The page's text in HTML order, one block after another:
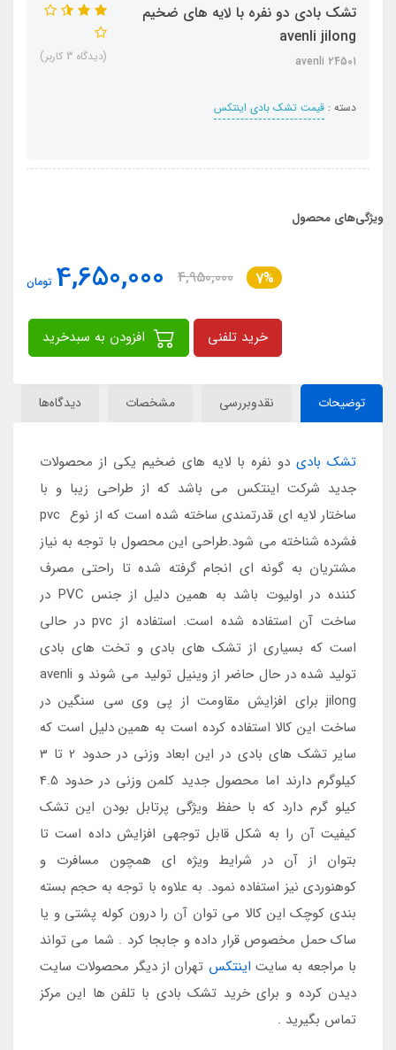
تشک بادی دو نفره با لایه های ضخیم
avenli jilong
avenli 24501
دسته : قیمت تشک بادی اینتکس
(دیدگاه 3 کاربر)
ویژگی‌های محصول
7%
4,950,000
4,650,000 تومان
خرید تلفنی
توضیحات نقدوبررسی مشخصات دیدگاه‌ها
تشک بادی دو نفره با لایه های ضخیم یکی از محصولات
جدید شرکت اینتکس می باشد که از طراحی زیبا و با
ساختار لایه ای قدرتمندی ساخته شده است که از نوع pvc
فشرده شناخته می شود.طراحی این محصول با توجه به نیاز
مشتریان به گونه ای انجام گرفته شده تا راحتی مصرف
کننده در اولیوت باشد به همین دلیل از جنس PVC در
ساخت آن استفاده شده است. استفاده از pvc در حالی
است که بسیاری از تشک های بادی و تخت های بادی
تولید شده در حال حاضر از وینیل تولید می شوند و avenli
jilong برای افزایش مقاومت از پی وی سی سنگین در
ساخت این کالا استفاده کرده است به همین دلیل است که
سایر تشک های بادی در این ابعاد وزنی در حدود 2 تا 3
کیلوگرم دارند اما محصول جدید کلمن وزنی در حدود 4.5
کیلو گرم دارد که با حفظ ویژگی پرتابل بودن این تشک
کیفیت آن را به شکل قابل توجهی افزایش داده است تا
بتوان از آن در شرایط ویژه ای همچون مسافرت و
کوهنوردی نیز استفاده نمود. به علاوه با توجه به حجم بسته
بندی کوچک این کالا می توان آن را درون کوله پشتی و یا
ساک حمل مخصوص قرار داده و جابجا کرد . شما می تواند
با مراجعه به سایت اینتکس تهران از دیگر محصولات سایت
دیدن کرده و برای خرید تشک بادی با تلفن ها این مرکز
تماس بگیرید .